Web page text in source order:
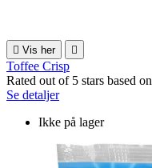
 Vis her 
Toffee Crisp
Rated out of 5 stars based on
Se detaljer
Ikke på lager